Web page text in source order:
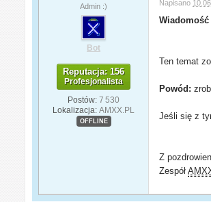
Admin :)
Bot
Reputacja: 156
Profesjonalista
Postów: 7 530
Lokalizacja: AMXX.PL
OFFLINE
Napisano
Ten temat
Powód:
Jeśli się z
Z
Zespół